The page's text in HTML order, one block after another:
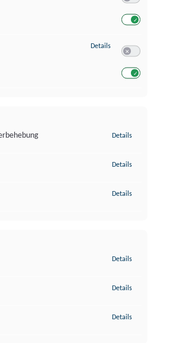
Details zu Entwicklung und
Details
Details
Details
Details
Details
Details